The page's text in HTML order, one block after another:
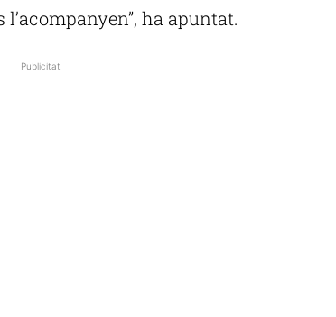
ha apuntat.
Publicitat